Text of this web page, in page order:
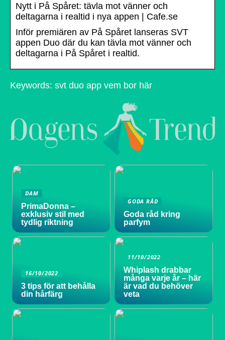
Nytt i På Spåret: tävla mot vänner och
deltagarna i realtid i nya appen | Cafe.se
Inför premiären av På Spåret lanseras SVT
appen Duo där du kan tävla mot vänner och
deltagarna i På Spåret i realtid.
Keywords: svt duo app vem bor här
DAM
PrimaDonna –
exklusiv stil med
tydlig riktning
GODA RÅD
Goda råd kring
parfym
16/10/2022
3 tips för att behålla
din hårfärg
11/10/2022
Whiplash drabbar
många varje år – här
är vad du behöver
veta